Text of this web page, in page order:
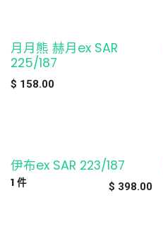
缺貨
月月熊 赫月ex SAR
225/187
$ 158.00
伊布ex SAR 223/187
$ 398.00
1 件